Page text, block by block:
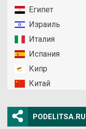
Египет
Израиль
Италия
Испания
Кипр
Китай
PODELITSA.RU